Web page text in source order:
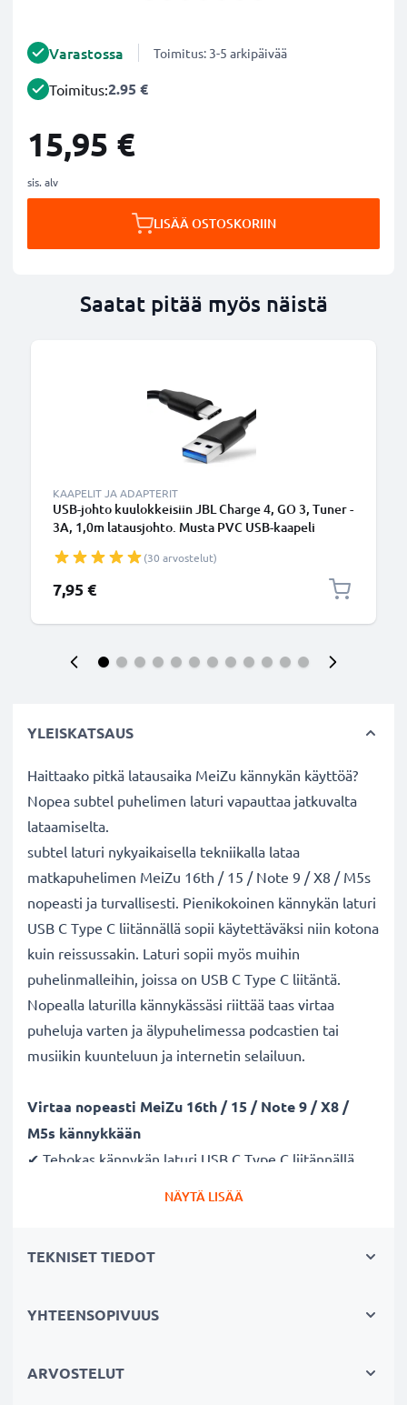
Varastossa Toimitus: 3-5 arkipäivää
Toimitus:2.95 €
15,95 €
sis. alv
LISÄÄ OSTOSKORIIN
Saatat pitää myös näistä
KAAPELIT JA ADAPTERIT
USB-johto kuulokkeisiin JBL Charge 4, GO 3, Tuner -
3A, 1,0m latausjohto. Musta PVC USB-kaapeli
(30 arvostelut)
7,95 €
YLEISKATSAUS
Haittaako pitkä latausaika MeiZu kännykän käyttöä?
Nopea subtel puhelimen laturi vapauttaa jatkuvalta
lataamiselta.
subtel laturi nykyaikaisella tekniikalla lataa
matkapuhelimen MeiZu 16th / 15 / Note 9 / X8 / M5s
nopeasti ja turvallisesti. Pienikokoinen kännykän laturi
USB C Type C liitännällä sopii käytettäväksi niin kotona
kuin reissussakin. Laturi sopii myös muihin
puhelinmalleihin, joissa on USB C Type C liitäntä.
Nopealla laturilla kännykässäsi riittää taas virtaa
puheluja varten ja älypuhelimessa podcastien tai
musiikin kuunteluun ja internetin selailuun.
Virtaa nopeasti MeiZu 16th / 15 / Note 9 / X8 /
M5s kännykkään
✔ Tehokas kännykän laturi USB C Type C liitännällä
✔ Hellävarainen ja turvallinen lataus - moderni
NÄYTÄ LISÄÄ
TEKNISET TIEDOT
YHTEENSOPIVUUS
ARVOSTELUT